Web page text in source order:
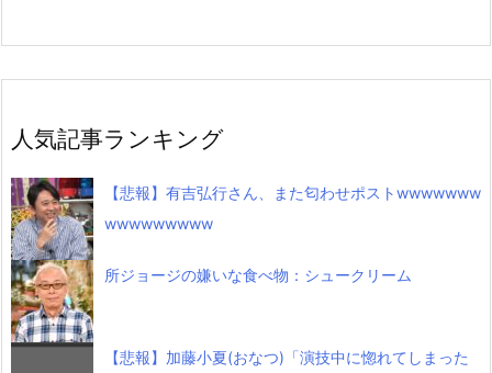
人気記事ランキング
【悲報】有吉弘行さん、また匂わせポストwwwwwww
wwwwwwwww
所ジョージの嫌いな食べ物：シュークリーム
【悲報】加藤小夏(おなつ)「演技中に惚れてしまった